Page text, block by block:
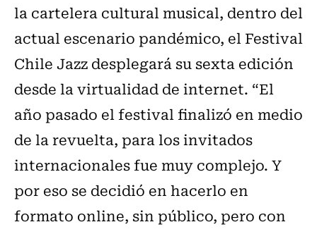
la cartelera cultural musical, dentro del
actual escenario pandémico, el Festival
Chile Jazz desplegará su sexta edición
desde la virtualidad de internet. “El
año pasado el festival finalizó en medio
de la revuelta, para los invitados
internacionales fue muy complejo. Y
por eso se decidió en hacerlo en
formato online, sin público, pero con